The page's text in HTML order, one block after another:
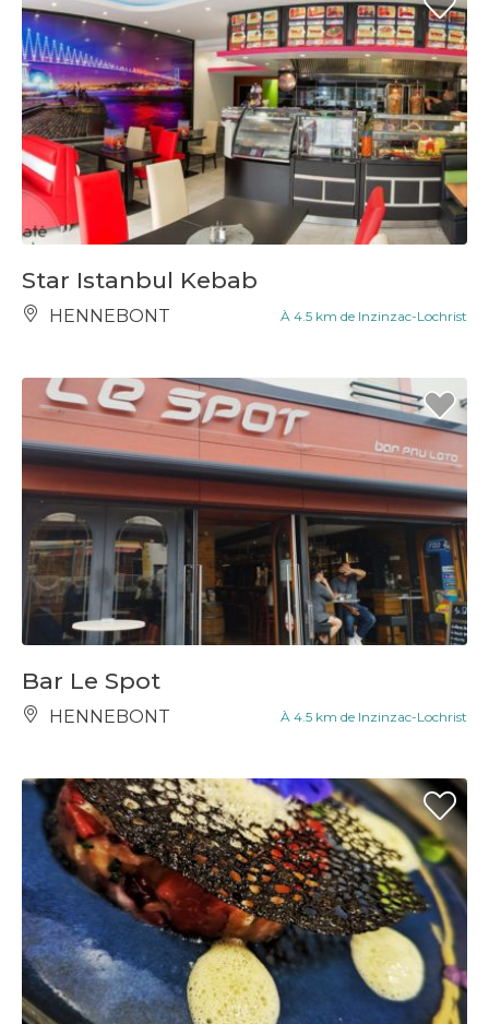
Star Istanbul Kebab
HENNEBONT À 4.5 km de Inzinzac-Lochrist
Bar Le Spot
HENNEBONT À 4.5 km de Inzinzac-Lochrist